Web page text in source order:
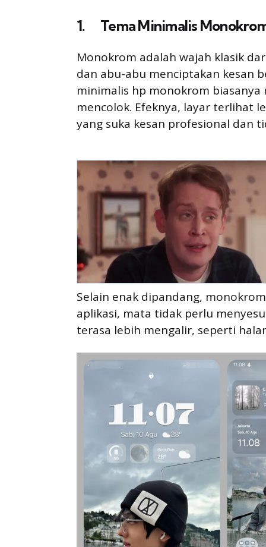
1. Tema Minimalis
Monokrom adalah wajah klasik
dan abu-abu menciptakan kesan
minimalis hp monokrom
mencolok. Efeknya, layar terlihat
yang suka kesan profesional dan
Selain enak dipandang,
aplikasi, mata tidak perlu
terasa lebih mengalir, seperti